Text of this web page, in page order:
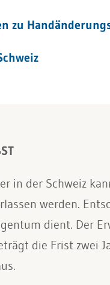
zu
in der Schweiz
werden.
dient. Der
die Frist zwei